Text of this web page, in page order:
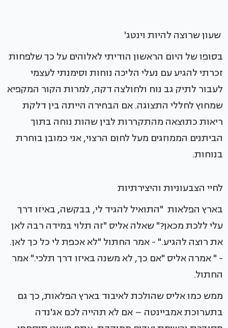
שעון שרוצה להיות וינטג'
בסופו של היום הראשון הודיתי לאלוהים על כך שלפחות
זכרתי להגיע עם נעלי הליכה נוחות וסימנתי לעצמי
לעבור לתיק גב נוח ולחולצה דקה, למרות הקור המקפיא
שמחוץ לחללי התצוגה. אם הבחירה הייתה בין דלקת
ריאות כתוצאה מהתקררות לבין שהות נוחה בתוך
הביתנים הממוזגים מעל לחום הרצוי, אני כמובן בוחרת
בנוחות.
לחיי הצבעוניות והיצירתיות
בארץ הפלאות "התואיל להגיד לי, בבקשה, באיזו דרך
עלי ללכת מכאן?" שאלה אליס "זה תלוי במידה רבה לאן
את רוצה להגיע." - אמר החתול "לא אכפת לי כל כך לאן.
- " אמרה אליס "אם כך, לא משנה באיזו דרך תלכי." אמר
החתול.
ממש כמו אליס שהולכת לאיבוד בארץ הפלאות, כך גם
בתערוכת אמביינטה – אם לא תהייה לכם אג'נדה